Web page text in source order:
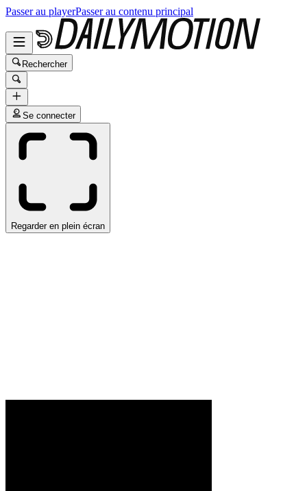
Passer au playerPasser au contenu principal
Rechercher
Se connecter
Regarder en plein écran